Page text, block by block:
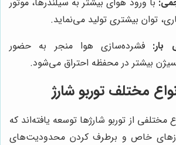
توان بیشتری تولید می‌نماید.
بار: فشرده‌سازی هوا منجر به حضور
بیشتر در محفظه احتراق می‌شود.
مختلف توربو شارژ
مختلفی از توربو شارژها توسعه یافته‌اند که
خاص و برطرف کردن محدودیت‌های